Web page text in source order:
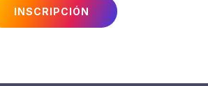
INSCRIPCIÓN